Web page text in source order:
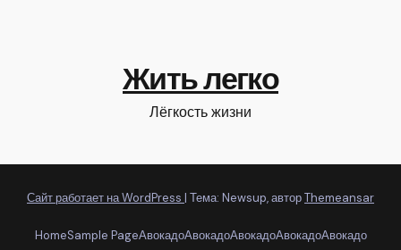
Жить легко
Лёгкость жизни
Сайт работает на WordPress | Тема: Newsup, авторThemeansar
HomeSample PageАвокадоАвокадоАвокадоАвокадоАвокадо